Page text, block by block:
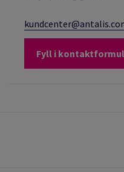
Fyll i